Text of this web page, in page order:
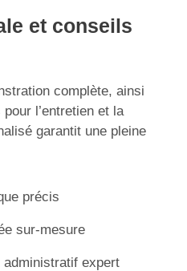
et conseils
complète, ainsi
l’entretien et la
garantit une pleine
précis
sur-mesure
administratif expert